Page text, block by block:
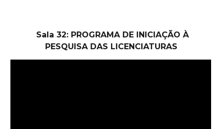
Sala 32: PROGRAMA DE INICIAÇÃO À
PESQUISA DAS LICENCIATURAS